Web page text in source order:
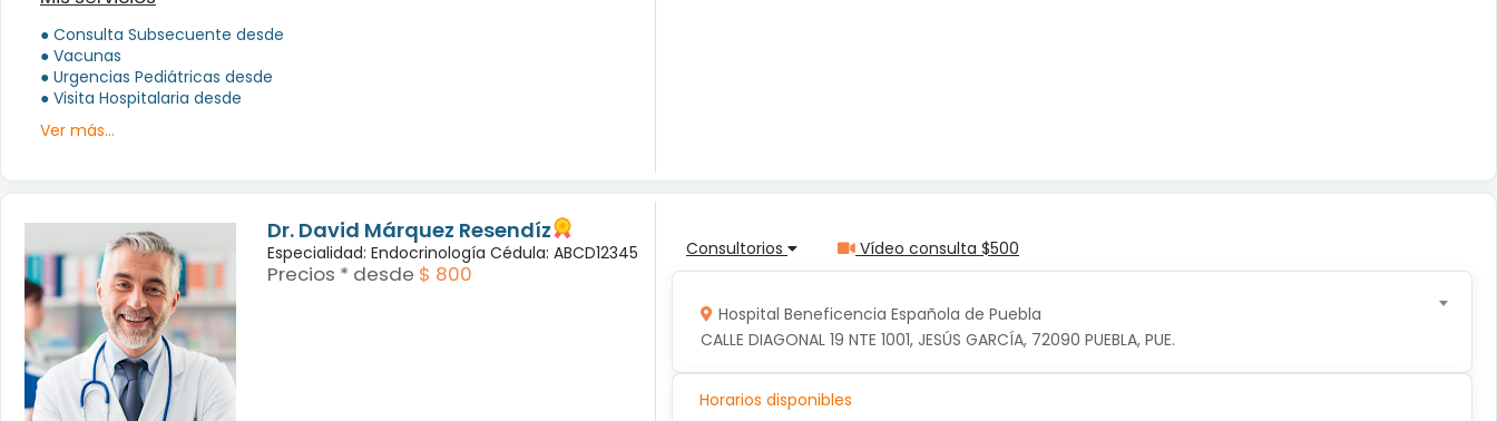
● Consulta Subsecuente desde
● Vacunas
● Urgencias Pediátricas desde
● Visita Hospitalaria desde
Ver más...
Dr. David Márquez Resendíz
Especialidad: Endocrinología Cédula: ABCD12345
Precios * desde $ 800
Consultorios Vídeo consulta $500
Hospital Beneficencia Española de Puebla
CALLE DIAGONAL 19 NTE 1001, JESÚS GARCÍA, 72090 PUEBLA, PUE.
Horarios disponibles